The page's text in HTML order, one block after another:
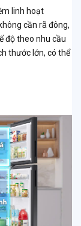
linh hoạt
cần rã đông,
độ theo nhu cầu
thước lớn, có thể